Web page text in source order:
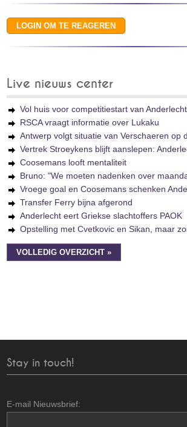
Live nieuws center
Vol huis voor competitiestart van Anderlecht
RSCA vraagt informatie over Lukaku
Antwerp volgt situatie van Verschaeren op
Vertrek Stroeykens blijft aanslepen:
Coosemans looft mentaliteit
Bruno: "We moeten nadenken over
Vroege goal en Coosemans schenken
Transfer Ferry bijna afgerond
Anderlecht eert Griekse slachtoffers PAOK
Opstelling met Cvetkovic en Sikan, maar
VOLLEDIG OVERZICHT »
Stay in touch!
E-mail Nieuwsbrief: